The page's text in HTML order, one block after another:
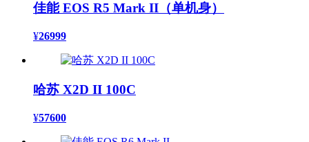
佳能 EOS R5 Mark II（单机身）
¥26999
哈苏 X2D II 100C
¥57600